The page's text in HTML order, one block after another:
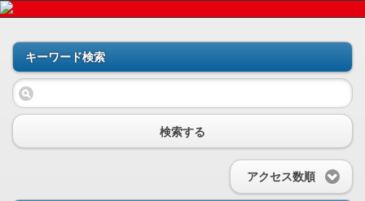
キーワード検索
検索する
アクセス数順